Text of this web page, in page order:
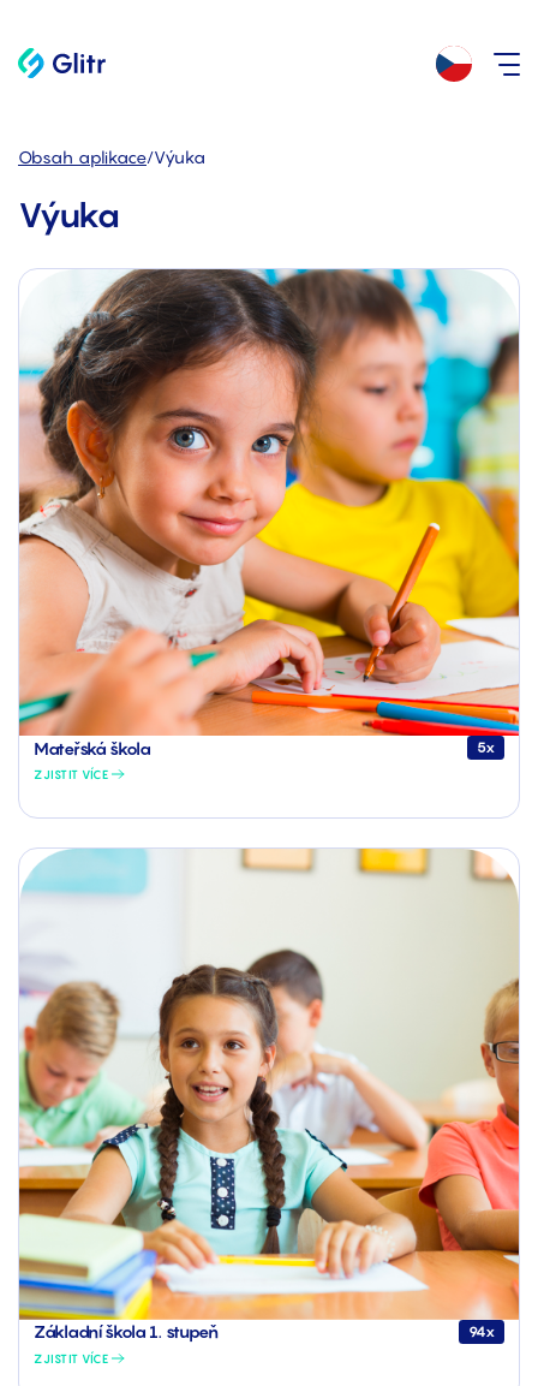
Obsah aplikace/Výuka
Výuka
Mateřská škola 5x
ZJISTIT VÍCE
Základní škola 1. stupeň 94x
ZJISTIT VÍCE